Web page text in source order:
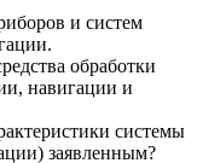
и систем
обработки
навигации и
системы
заявленным?